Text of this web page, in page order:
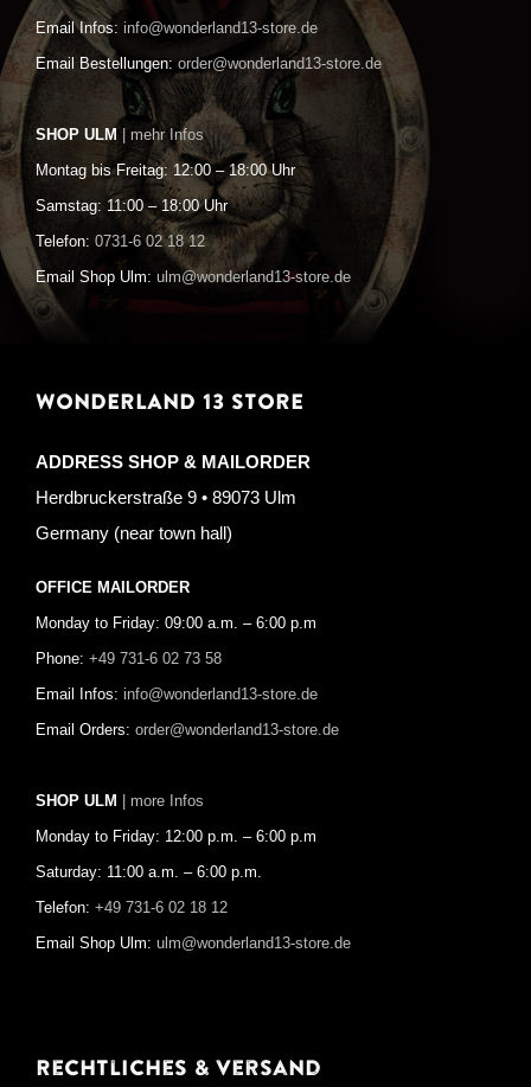
Email Infos: info@wonderland13-store.de
Email Bestellungen: order@wonderland13-store.de
SHOP ULM | mehr Infos
Montag bis Freitag: 12:00 – 18:00 Uhr
Samstag: 11:00 – 18:00 Uhr
Telefon: 0731-6 02 18 12
Email Shop Ulm: ulm@wonderland13-store.de
WONDERLAND 13 STORE
ADDRESS SHOP & MAILORDER
Herdbruckerstraße 9 • 89073 Ulm
Germany (near town hall)
OFFICE MAILORDER
Monday to Friday: 09:00 a.m. – 6:00 p.m
Phone: +49 731-6 02 73 58
Email Infos: info@wonderland13-store.de
Email Orders: order@wonderland13-store.de
SHOP ULM | more Infos
Monday to Friday: 12:00 p.m. – 6:00 p.m
Saturday: 11:00 a.m. – 6:00 p.m.
Telefon: +49 731-6 02 18 12
Email Shop Ulm: ulm@wonderland13-store.de
Rechtliches & Versand